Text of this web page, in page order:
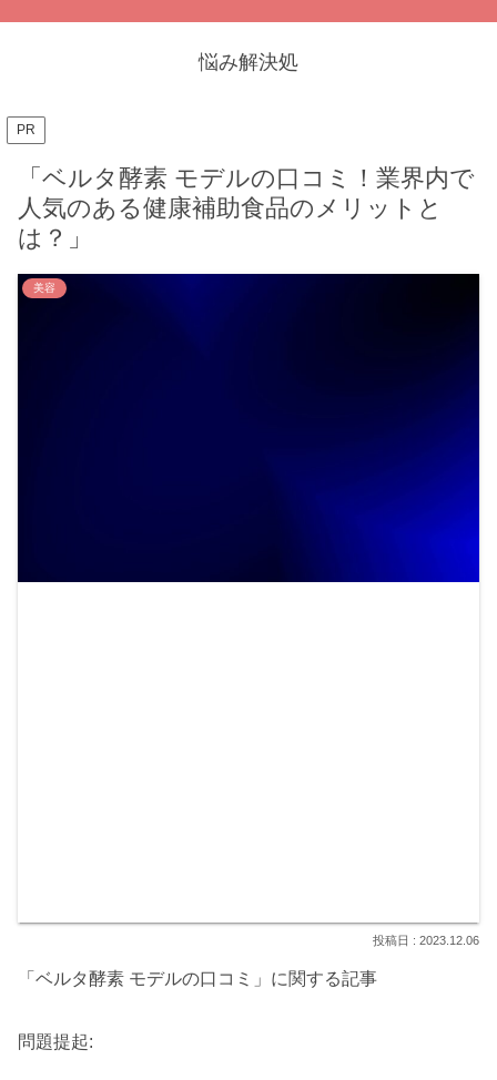
悩み解決処
PR
「ベルタ酵素 モデルの口コミ！業界内で
人気のある健康補助食品のメリットと
は？」
美容
2023.12.06
「ベルタ酵素 モデルの口コミ」に関する記事
問題提起: